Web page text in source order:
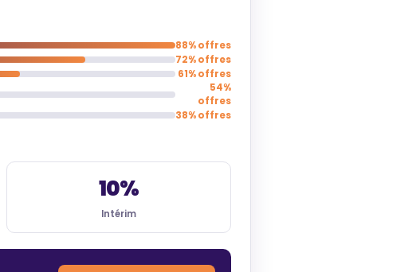
88% offres
72% offres
61% offres
54%
offres
38% offres
10%
Intérim